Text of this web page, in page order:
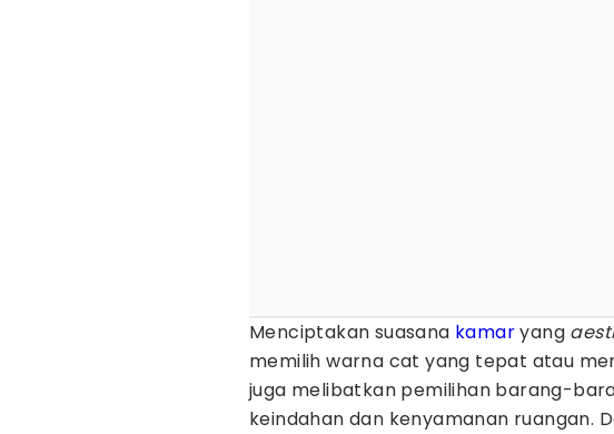
Menciptakan suasana kamaryang
memilih warna cat yang tepat atau
juga melibatkan pemilihan barang-
keindahan dan kenyamanan ruangan.